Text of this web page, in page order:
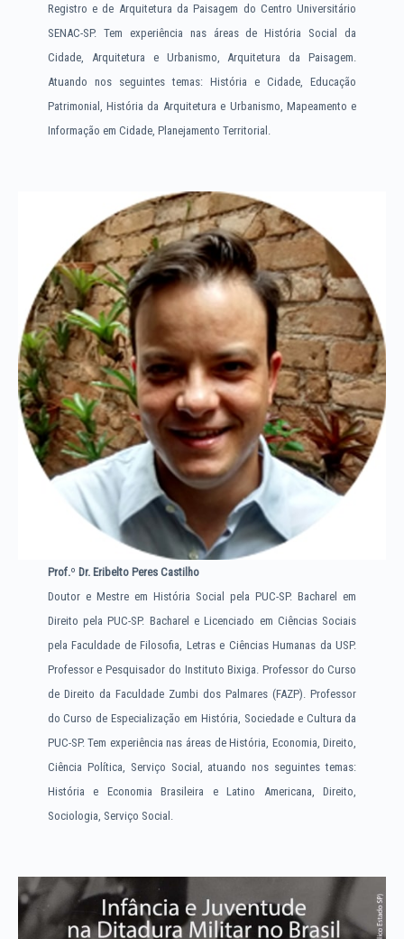
Registro e de Arquitetura da Paisagem do Centro Universitário
SENAC-SP. Tem experiência nas áreas de História Social da
Cidade, Arquitetura e Urbanismo, Arquitetura da Paisagem.
Atuando nos seguintes temas: História e Cidade, Educação
Patrimonial, História da Arquitetura e Urbanismo, Mapeamento e
Informação em Cidade, Planejamento Territorial.
Prof.º Dr. Eribelto Peres Castilho
Doutor e Mestre em História Social pela PUC-SP. Bacharel em
Direito pela PUC-SP. Bacharel e Licenciado em Ciências Sociais
pela Faculdade de Filosofia, Letras e Ciências Humanas da USP.
Professor e Pesquisador do Instituto Bixiga. Professor do Curso
de Direito da Faculdade Zumbi dos Palmares (FAZP). Professor
do Curso de Especialização em História, Sociedade e Cultura da
PUC-SP. Tem experiência nas áreas de História, Economia, Direito,
Ciência Política, Serviço Social, atuando nos seguintes temas:
História e Economia Brasileira e Latino Americana, Direito,
Sociologia, Serviço Social.